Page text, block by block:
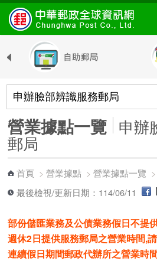
跳到主要內容區塊
營業據點一覽 申辦
郵局
首頁 >營業據點 >營業據點一覽 >
最後檢視/更新日期：114/06/11
部份儲匯業務及公債業務假日不提
週休2日提供服務郵局之營業時間,請
連續假日期間郵政代辦所之營業時